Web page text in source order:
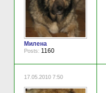
Милена
Posts: 1160
17.05.2010 7:50